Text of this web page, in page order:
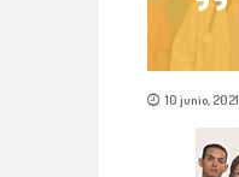
10 junio, 2021